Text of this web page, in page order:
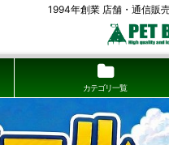
1994年創業 店舗・通信販
カテゴリ一覧